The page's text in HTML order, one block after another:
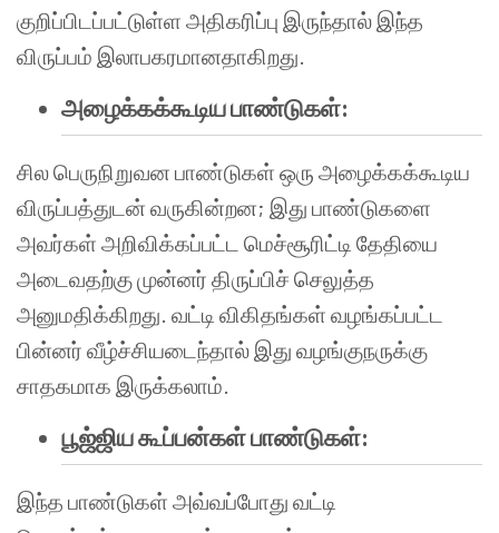
குறிப்பிடப்பட்டுள்ள அதிகரிப்பு இருந்தால் இந்த
விருப்பம் இலாபகரமானதாகிறது.
அழைக்கக்கூடிய பாண்டுகள்:
சில பெருநிறுவன பாண்டுகள் ஒரு அழைக்கக்கூடிய
விருப்பத்துடன் வருகின்றன; இது பாண்டுகளை
அவர்கள் அறிவிக்கப்பட்ட மெச்சூரிட்டி தேதியை
அடைவதற்கு முன்னர் திருப்பிச் செலுத்த
அனுமதிக்கிறது. வட்டி விகிதங்கள் வழங்கப்பட்ட
பின்னர் வீழ்ச்சியடைந்தால் இது வழங்குநருக்கு
சாதகமாக இருக்கலாம்.
பூஜ்ஜிய கூப்பன்கள் பாண்டுகள்:
இந்த பாண்டுகள் அவ்வப்போது வட்டி